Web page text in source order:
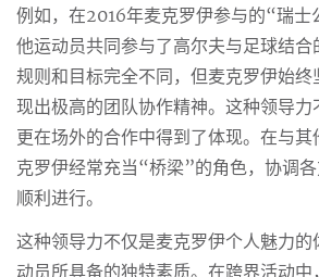
例如，在2016年麦克罗伊参与的“瑞
他运动员共同参与了高尔夫与足球结
规则和目标完全不同，但麦克罗伊始
现出极高的团队协作精神。这种领导力
更在场外的合作中得到了体现。在与
克罗伊经常充当“桥梁”的角色，协调
顺利进行。
这种领导力不仅是麦克罗伊个人魅力